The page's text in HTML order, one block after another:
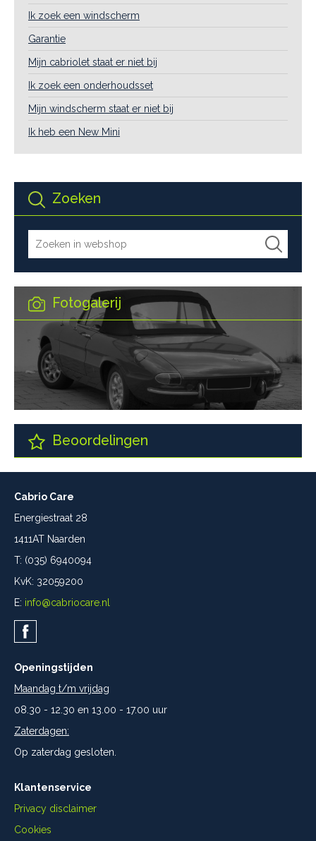
Zoeken
Fotogalerij
Beoordelingen
Ik zoek een windscherm
Garantie
Mijn cabriolet staat er niet bij
Ik zoek een onderhoudsset
Mijn windscherm staat er niet bij
Ik heb een New Mini
Cabrio Care
Energiestraat 28
1411AT Naarden
T: (035) 6940094
KvK: 32059200
E: info@cabriocare.nl
Openingstijden
Maandag t/m vrijdag
08.30 - 12.30 en 13.00 - 17.00 uur
Zaterdagen:
Op zaterdag gesloten.
Klantenservice
Privacy disclaimer
Cookies